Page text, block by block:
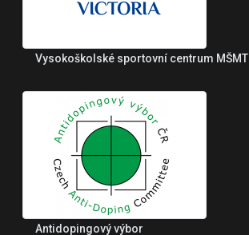
Vysokoškolské sportovní centrum MŠMT
Antidopingový výbor